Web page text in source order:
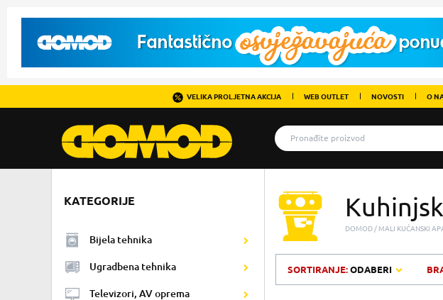
VELIKA PROLJETNA AKCIJA WEB OUTLET NOVOSTI O
KATEGORIJE
Bijela tehnika
Ugradbena tehnika
Televizori, AV oprema
DOMOD MALI KUĆANSKI
SORTIRANJE:ODABERI